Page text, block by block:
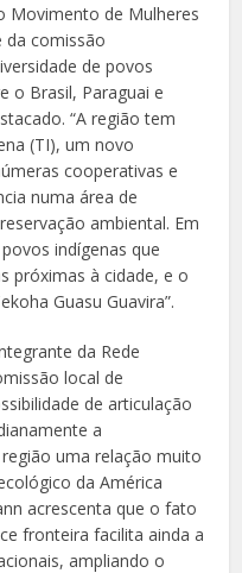
Movimento de Mulheres
da comissão
de povos
o Brasil, Paraguai e
“A região tem
(TI), um novo
cooperativas e
numa área de
ambiental. Em
indígenas que
próximas à cidade, e o
Guasu Guavira”.
da Rede
local de
de articulação
a
uma relação muito
da América
acrescenta que o fato
fronteira facilita ainda a
ampliando o